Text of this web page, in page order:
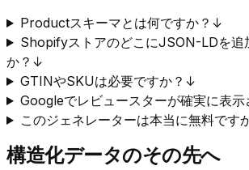
Productスキーマとは何ですか？ ↓
ShopifyストアのどこにJSON-LDを追
か？ ↓
GTINやSKUは必要ですか？ ↓
Googleでレビュースターが確実に表示
このジェネレーターは本当に無料です
構造化データのその先へ